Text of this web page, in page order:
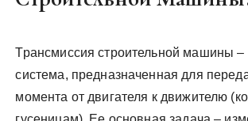
Трансмиссия строительной машины –
система, предназначенная для
момента от двигателя к движителю